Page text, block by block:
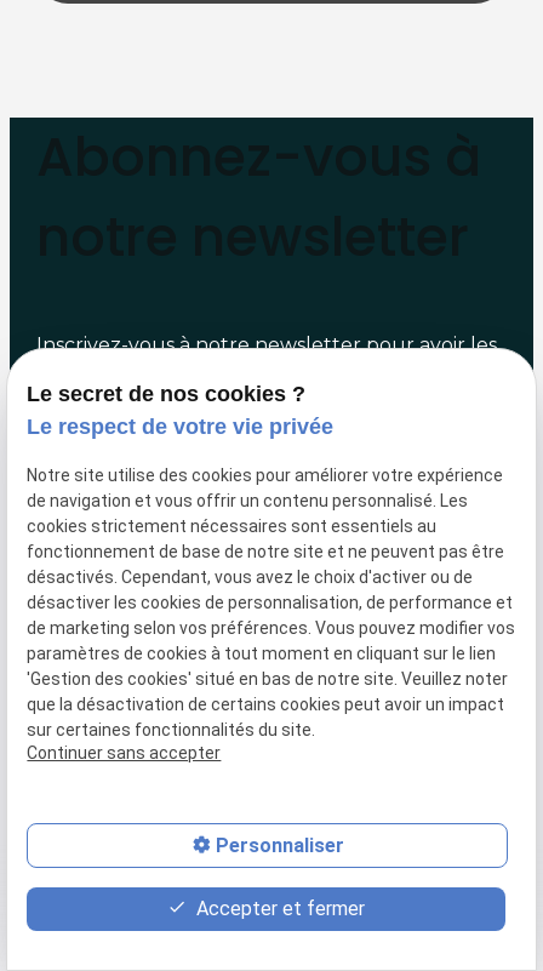
Inscrivez-vous à notre newsletter pour avoir les
directement dans votre boîte mail.
Nous contacter
03 59 57 51 24
Découvrir
L'équipe
place
Plan d'accès
contact_page
Contact
phone
03 59 57 51 24
Le secret de nos cookies ?
Le respect de votre vie privée
Notre site utilise des cookies pour améliorer votre expérience
de navigation et vous offrir un contenu personnalisé. Les
cookies strictement nécessaires sont essentiels au
fonctionnement de base de notre site et ne peuvent pas être
désactivés. Cependant, vous avez le choix d'activer ou de
désactiver les cookies de personnalisation, de performance et
de marketing selon vos préférences. Vous pouvez modifier vos
paramètres de cookies à tout moment en cliquant sur le lien
'Gestion des cookies' situé en bas de notre site. Veuillez noter
que la désactivation de certains cookies peut avoir un impact
sur certaines fonctionnalités du site.
Continuer sans accepter
Personnaliser
Accepter et fermer